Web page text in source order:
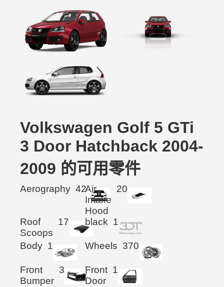
Volkswagen Golf 5 GTi
3 Door Hatchback 2004-
2009 的可用零件
Aerography 42Air
Intake
Hood
20
Roof
Scoops
17 black 1
Body 1 Wheels 370
Front
Bumper
3
Front
Door
1